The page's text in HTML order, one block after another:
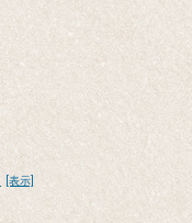
[表示]